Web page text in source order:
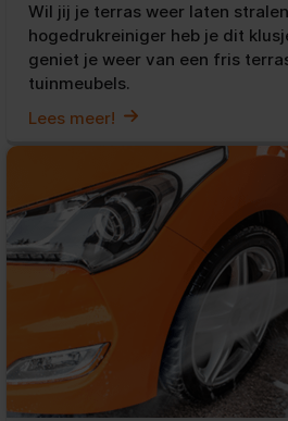
Wil jij je terras weer laten
hogedrukreiniger heb je dit
geniet je weer van een fris
tuinmeubels.
Lees meer!